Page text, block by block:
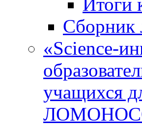
Сборник
«Science-
учащихся